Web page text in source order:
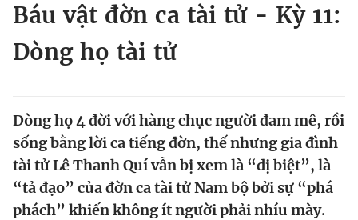
Chuyên mục
Tin thị trường Tin 360
Video Magazine
Đổi mật khẩu
Tin đã lưu
Đăng xuất
Báu vật đờn ca tài tử - Kỳ 11:
Dòng họ tài tử
Dòng họ 4 đời với hàng chục người đam mê, rồi
sống bằng lời ca tiếng đờn, thế nhưng gia đình
tài tử Lê Thanh Quí vẫn bị xem là “dị biệt”, là
“tả đạo” của đờn ca tài tử Nam bộ bởi sự “phá
phách” khiến không ít người phải nhíu mày.